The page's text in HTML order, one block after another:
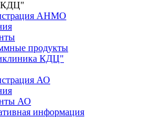
АНМО
продукты
КДЦ"
АО
АО
информация